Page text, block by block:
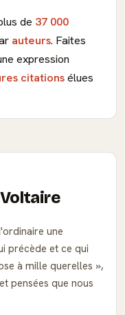
de 37 000
auteurs. Faites
expression
citationsélues
une
précède et ce qui
à mille querelles
,
pensées que nous